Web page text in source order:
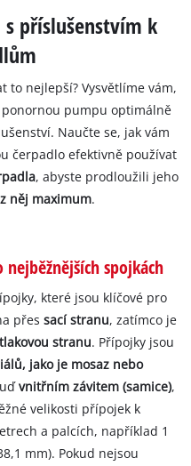
příslušenstvím k
to nejlepší? Vysvětlíme vám,
pumpu optimálně
Naučte se, jak vám
čerpadlo efektivně používat
, abyste prodloužili jeho
něj maximum.
spojkách
které jsou klíčové pro
přessací stranu, zatímco je
stranu. Přípojky jsou
jako je mosaz nebo
vnitřním závitem (samice),
velikosti přípojek k
a palcích, například 1
mm). Pokud nejsou